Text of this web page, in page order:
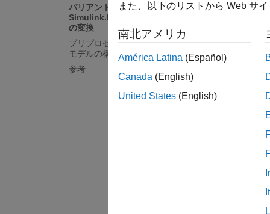
バリアント制御変数の
Simulink.Parameter オブジェクトへ
の変換
プリプロセッサ条件を生成するための
モデルの構成
参考
バリ
リプ
また、以下のリストから Web サ
南北アメリカ
América Latina (Español)
Canada (English)
United States (English)